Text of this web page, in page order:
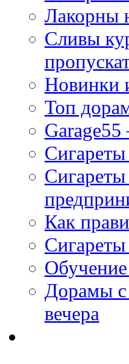
Лакорны
Сливы
Новинки
Топ
Как
Обучение
Дорамы с
вечера